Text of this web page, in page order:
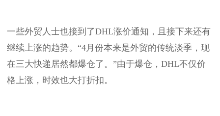
一些外贸人士也接到了DHL涨价通知，且接下来还有
继续上涨的趋势。“4月份本来是外贸的传统淡季，现
在三大快递居然都爆仓了。”由于爆仓，DHL不仅价
格上涨，时效也大打折扣。